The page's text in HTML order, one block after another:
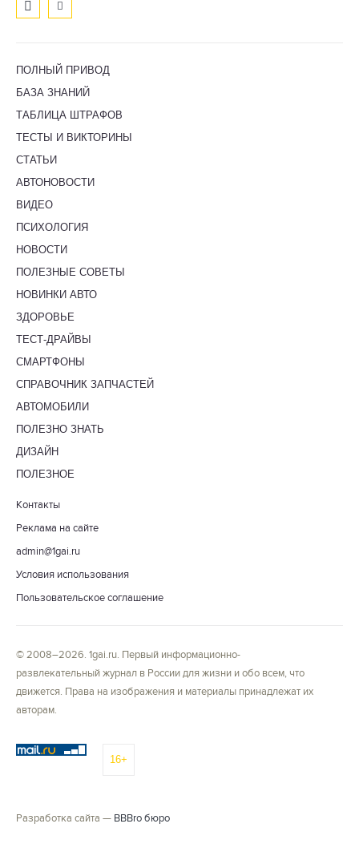
ПОЛНЫЙ ПРИВОД
БАЗА ЗНАНИЙ
ТАБЛИЦА ШТРАФОВ
ТЕСТЫ И ВИКТОРИНЫ
СТАТЬИ
АВТОНОВОСТИ
ВИДЕО
ПСИХОЛОГИЯ
НОВОСТИ
ПОЛЕЗНЫЕ СОВЕТЫ
НОВИНКИ АВТО
ЗДОРОВЬЕ
ТЕСТ-ДРАЙВЫ
СМАРТФОНЫ
СПРАВОЧНИК ЗАПЧАСТЕЙ
АВТОМОБИЛИ
ПОЛЕЗНО ЗНАТЬ
ДИЗАЙН
ПОЛЕЗНОЕ
Контакты
Реклама на сайте
admin@1gai.ru
Условия использования
Пользовательское соглашение
© 2008–2026. 1gai.ru. Первый информационно-
развлекательный журнал в России для жизни и обо всем, что
движется. Права на изображения и материалы принадлежат их
авторам.
16+
Разработка сайта — BBBro бюро